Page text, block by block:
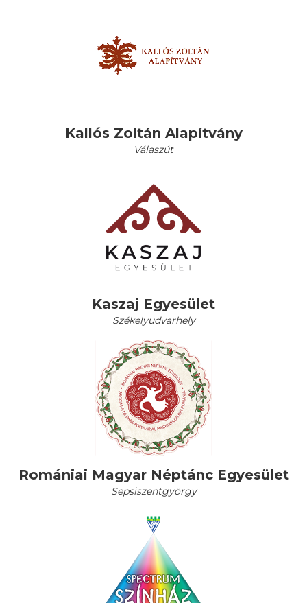
Kallós Zoltán Alapítvány
Válaszút
Kaszaj Egyesület
Székelyudvarhely
Romániai Magyar Néptánc Egyesület
Sepsiszentgyörgy